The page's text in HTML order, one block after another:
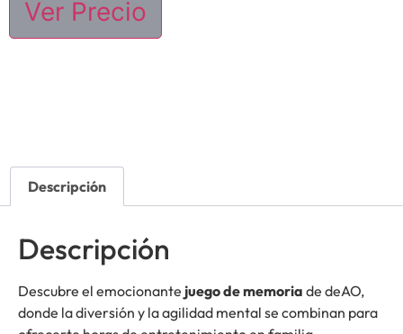
Ver Precio
Descripción
Descripción
Descubre el emocionante juego de memoria de deAO,
donde la diversión y la agilidad mental se combinan para